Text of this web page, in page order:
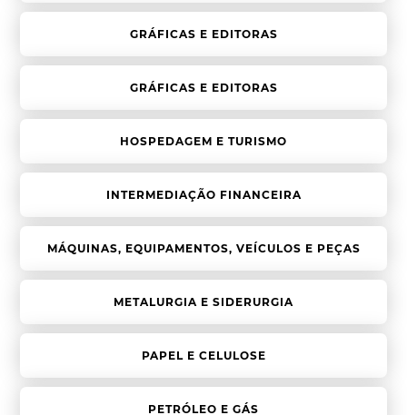
GRÁFICAS E EDITORAS
GRÁFICAS E EDITORAS
HOSPEDAGEM E TURISMO
INTERMEDIAÇÃO FINANCEIRA
MÁQUINAS, EQUIPAMENTOS, VEÍCULOS E PEÇAS
METALURGIA E SIDERURGIA
PAPEL E CELULOSE
PETRÓLEO E GÁS